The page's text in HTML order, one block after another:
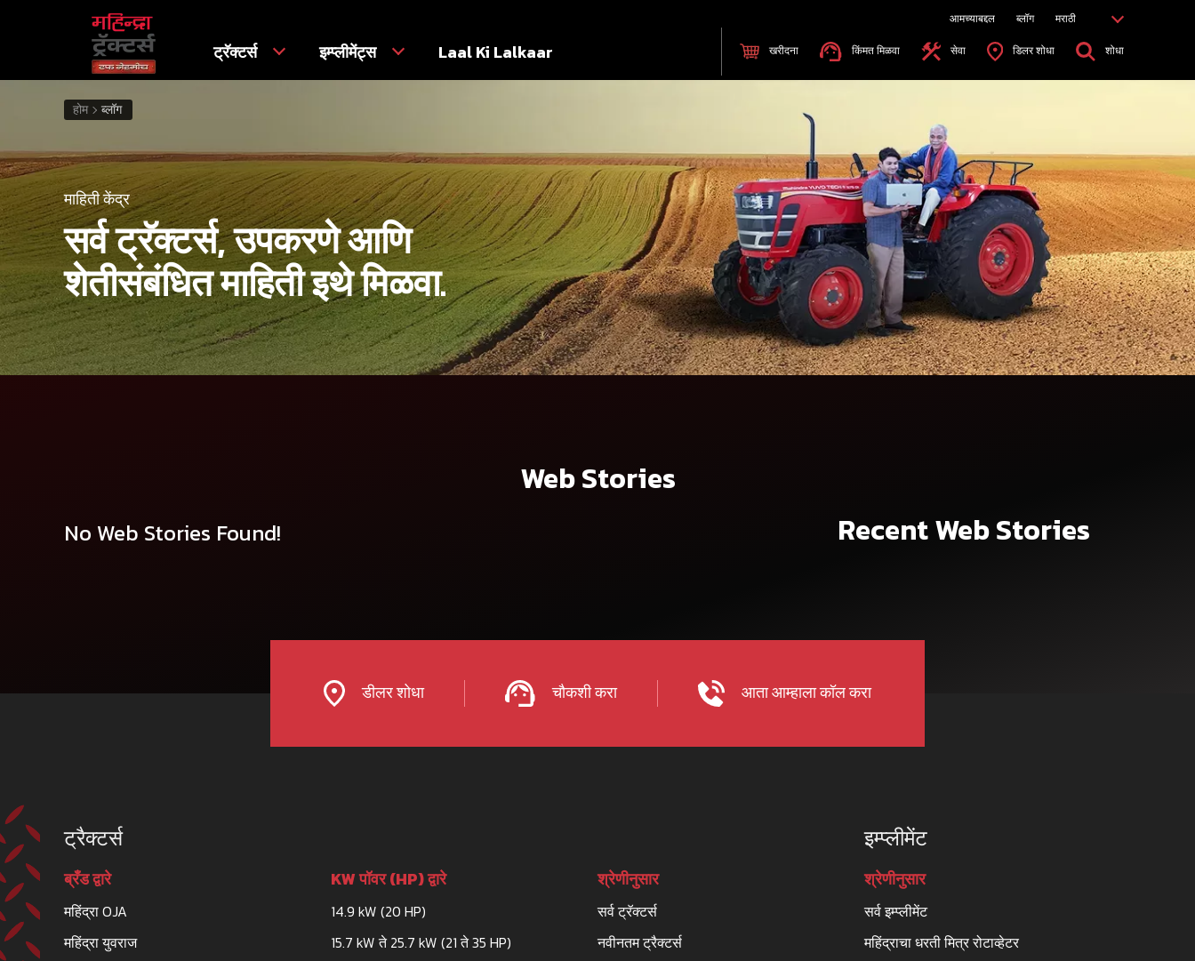
आमच्याबद्दल ब्लॉग मराठी
ट्रॅक्टर्स इम्प्लीमेंट्स Laal Ki Lalkaar खरीदना किंमत मिळवा सेवा डिलर शोधा शोधा
होम ब्लॉग
माहिती केंद्र
सर्व ट्रॅक्टर्स, उपकरणे आणि
शेतीसंबंधित माहिती इथे मिळवा.
Web Stories
No Web Stories Found! Recent Web Stories
डीलर शोधा चौकशी करा आता आम्हाला कॉल करा
ट्रैक्टर्स
ब्रँड द्वारे
महिंद्रा OJA
महिंद्रा युवराज
KW पॉवर (HP) द्वारे
14.9 kW (20 HP)
15.7 kW ते 25.7 kW (21 ते 35 HP)
श्रेणीनुसार
सर्व ट्रॅक्टर्स
नवीनतम ट्रैक्टर्स
इम्प्लीमेंट
श्रेणीनुसार
सर्व इम्प्लीमेंट
महिंद्राचा धरती मित्र रोटाव्हेटर